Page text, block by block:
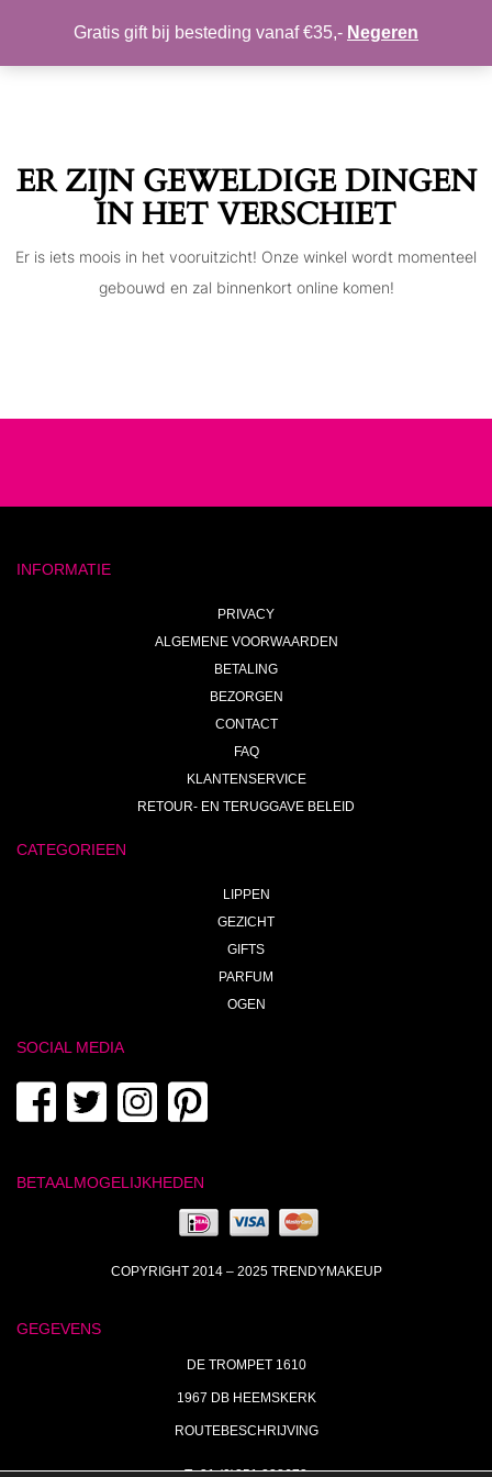
Toggle
MIJN ACCOUNT VERLANGLIJST
ER ZIJN GEWELDIGE DINGEN
IN HET VERSCHIET
Er is iets moois in het vooruitzicht! Onze winkel wordt momenteel
gebouwd en zal binnenkort online komen!
INFORMATIE
PRIVACY
ALGEMENE VOORWAARDEN
BETALING
BEZORGEN
CONTACT
FAQ
KLANTENSERVICE
RETOUR- EN TERUGGAVE BELEID
CATEGORIEEN
LIPPEN
GEZICHT
GIFTS
PARFUM
OGEN
SOCIAL MEDIA
BETAALMOGELIJKHEDEN
COPYRIGHT 2014 – 2025 TRENDYMAKEUP
GEGEVENS
DE TROMPET 1610
1967 DB HEEMSKERK
ROUTEBESCHRIJVING
Gratis gift bij besteding vanaf €35,- Negeren